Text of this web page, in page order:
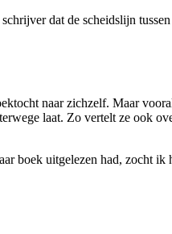
dat de scheidslijn
naar zichzelf. Maar
laat. Zo vertelt ze ook
boek uitgelezen had, zocht ik